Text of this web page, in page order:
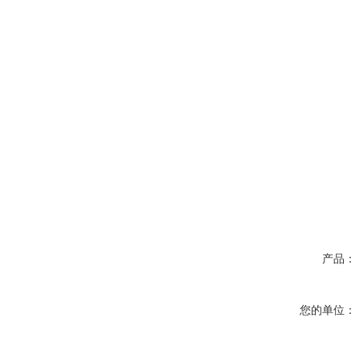
产品：
您的单位：